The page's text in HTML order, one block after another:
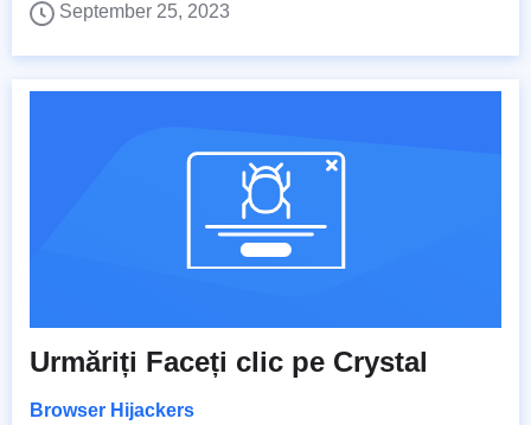
September 25, 2023
Urmăriți Faceți clic pe Crystal
Browser Hijackers